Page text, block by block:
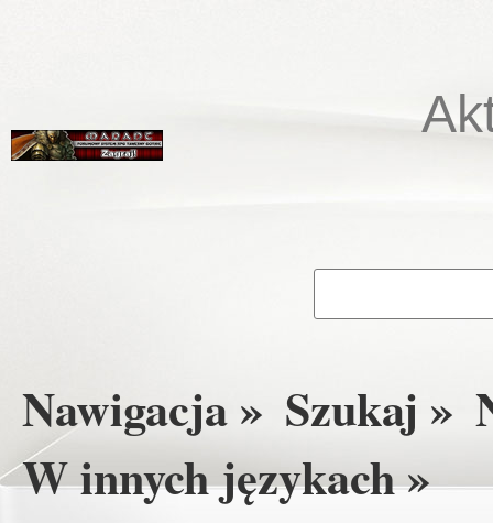
Nawigacja » Szukaj »
W innych językach »